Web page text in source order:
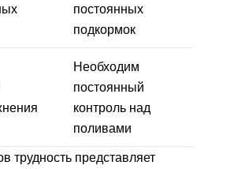
постоянных
подкормок
Необходим
постоянный
контроль над
поливами
трудность представляет